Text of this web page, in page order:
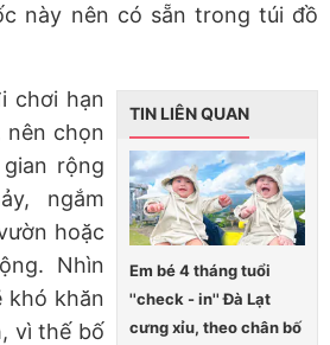
này nên có sẵn trong túi đồ
TIN LIÊN QUAN
Em bé 4 tháng tuổi
''check - in'' Đà Lạt
cưng xỉu, theo chân bố
chơi hạn
nên chọn
rộng
ngắm
hoặc
Nhìn
khó khăn
vì thế bố